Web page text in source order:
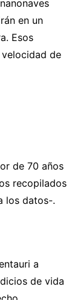
en un
Esos
de
de 70 años
recopilados
los datos-.
a
de vida